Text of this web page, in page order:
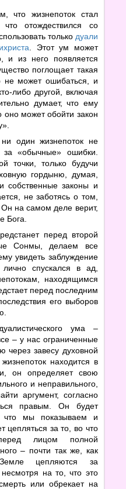
что жизнепоток стал
отождествился со
только дуали
. Этот ум может
и из него появляется
поглощает такая
не может ошибаться, и
либо другой, включая
думает, что ему
оно может обойти закон
один жизнепоток не
«обычные» ошибки.
точки, только будучи
гордыню, думая,
собственные законы и
не заботясь о том,
Он на самом деле верит,
Бога.
перед второй
Сонмы, делаем все
увидеть заблуждение
спускался в ад,
находящимся
перед последним
его выборов
ума –
– у нас ограниченные
через завесу духовной
находится в
он определяет свою
и неправильного,
аргумент, согласно
правым. Он будет
что мы показываем и
цепляться за то, во что
лицом полной
– почти так же, как
цепляются за
на то, что это
или обрекает на